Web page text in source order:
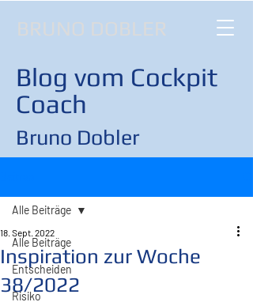
BRUNO DOBLER
Blog vom Cockpit
Coach
Bruno Dobler
Alle Beiträge
Entscheiden
Risiko
Alle Beiträge
Inspiration zur Woche
38/2022
18. Sept. 2022